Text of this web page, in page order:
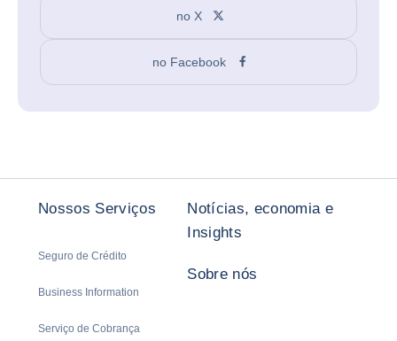
no X
no Facebook
Nossos Serviços
Seguro de Crédito
Business Information
Serviço de Cobrança
Notícias, economia e
Insights
Sobre nós